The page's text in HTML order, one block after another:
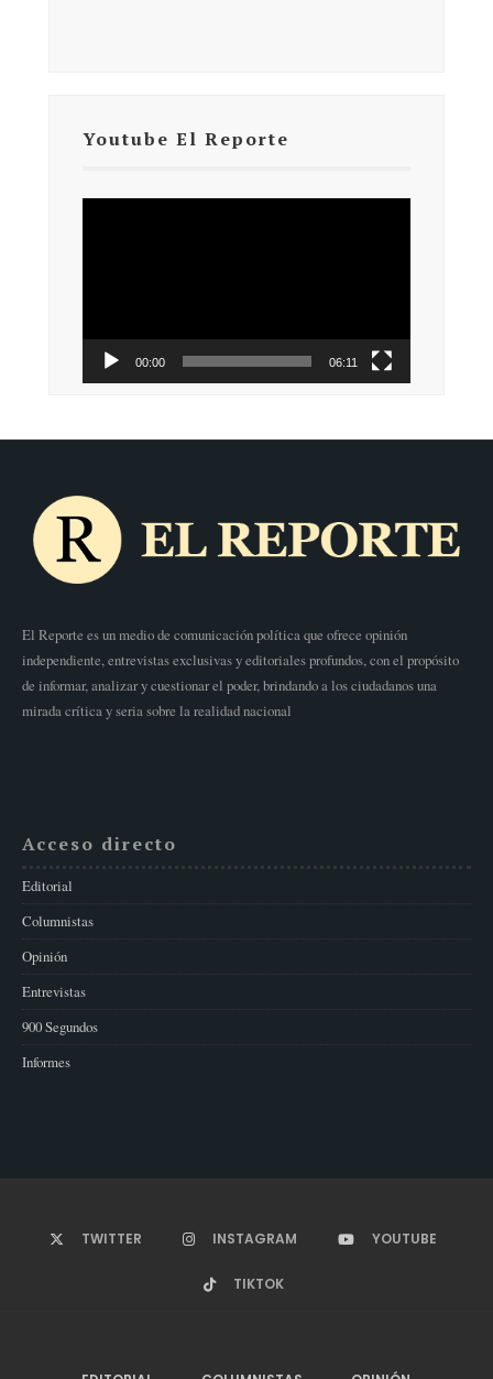
Youtube El Reporte
00:00 06:11
El Reporte es un medio de comunicación política que ofrece opinión
independiente, entrevistas exclusivas y editoriales profundos, con el propósito
de informar, analizar y cuestionar el poder, brindando a los ciudadanos una
mirada crítica y seria sobre la realidad nacional
Acceso directo
Editorial
Columnistas
Opinión
Entrevistas
900 Segundos
Informes
TWITTER INSTAGRAM YOUTUBE
TIKTOK